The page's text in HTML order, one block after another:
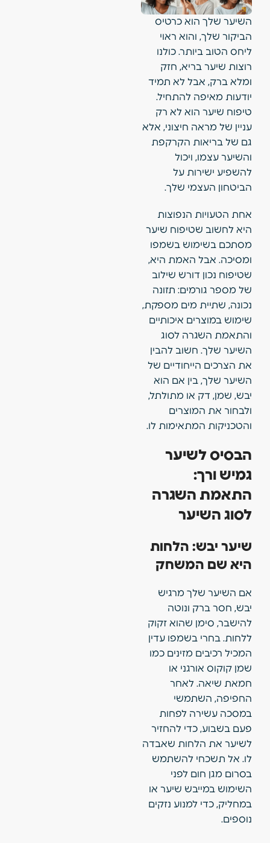
השיער שלך הוא כרטיס
הביקור שלך, והוא ראוי
ליחס הטוב ביותר. כולנו
רוצות שיער בריא, חזק
ומלא ברק, אבל לא תמיד
יודעות מאיפה להתחיל.
טיפוח שיער הוא לא רק
עניין של מראה חיצוני, אלא
גם של בריאות הקרקפת
והשיער עצמו, ויכול
להשפיע ישירות על
הביטחון העצמי שלך.
אחת הטעויות הנפוצות
היא לחשוב שטיפוח שיער
מסתכם בשימוש בשמפו
ומסיכה. אבל האמת היא,
שטיפוח נכון דורש שילוב
של מספר גורמים: תזונה
נכונה, שתיית מים מספקת,
שימוש במוצרים איכותיים
והתאמת השגרה לסוג
השיער שלך. חשוב להבין
את הצרכים הייחודיים של
השיער שלך, בין אם הוא
יבש, שמן, דק או מתולתל,
ולבחור את המוצרים
והטכניקות המתאימות לו.
הבסיס לשיער
גמיש ורך:
התאמת השגרה
לסוג השיער
שיער יבש: הלחות
היא שם המשחק
אם השיער שלך מרגיש
יבש, חסר ברק ונוטה
להישבר, סימן שהוא זקוק
ללחות. בחרי בשמפו עדין
המכיל רכיבים מזינים כמו
שמן קוקוס אורגני או
חמאת שיאה. לאחר
החפיפה, השתמשי
במסכה עשירה לפחות
פעם בשבוע, כדי להחזיר
לשיער את הלחות שאבדה
לו. אל תשכחי להשתמש
בסרום מגן חום לפני
השימוש במייבש שיער או
במחליק, כדי למנוע נזקים
נוספים.